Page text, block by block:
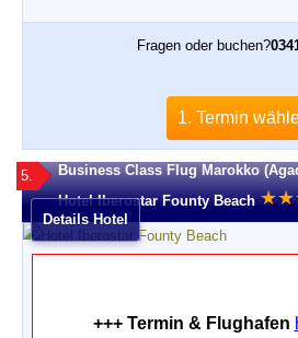
Fragen oder buchen?
1. Termin
5.
Business Class Flug Marokko
Hotel Iberostar Founty Beach ★★
Details Hotel
+++ Termin & Flughafen